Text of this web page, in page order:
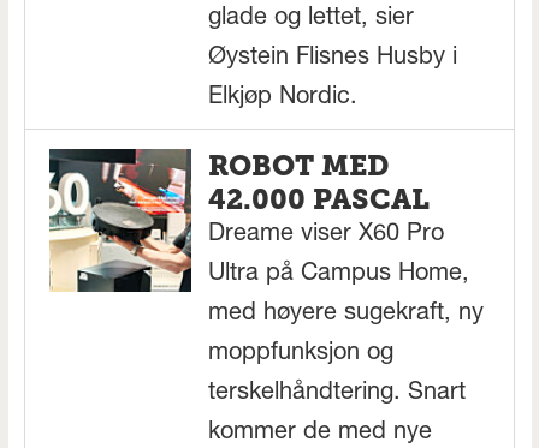
glade og lettet, sier
Øystein Flisnes Husby i
Elkjøp Nordic.
ROBOT MED
42.000 PASCAL
Dreame viser X60 Pro
Ultra på Campus Home,
med høyere sugekraft, ny
moppfunksjon og
terskelhåndtering. Snart
kommer de med nye